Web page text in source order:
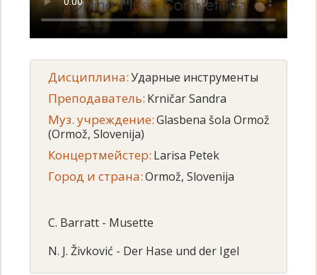
Дисциплина:Ударные инструменты
Преподаватель: Krničar Sandra
Муз. учреждение:Glasbena šola Ormož
(Ormož, Slovenija)
Концертмейстер: Larisa Petek
Город и страна:Ormož, Slovenija
C. Barratt - Musette
N. J. Živković - Der Hase und der Igel